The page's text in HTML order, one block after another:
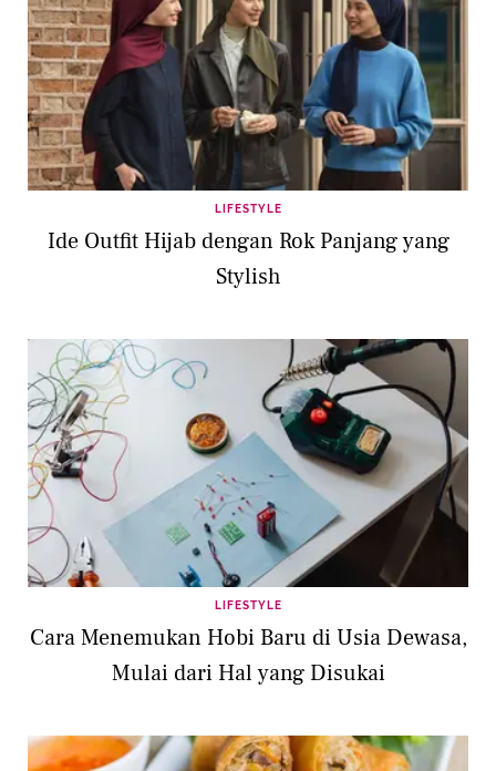
LIFESTYLE
Ide Outfit Hijab dengan Rok Panjang yang
Stylish
LIFESTYLE
Cara Menemukan Hobi Baru di Usia Dewasa,
Mulai dari Hal yang Disukai